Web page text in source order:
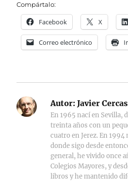
Compártalo:
Facebook X
Correo electrónico
Autor: Javier
En 1965 nací en Sevilla,
treinta años con un
cuatro en Jerez. En 1994
donde sigo desde
general, he vivido once
Colegios Mayores, y
libros y he mantenido